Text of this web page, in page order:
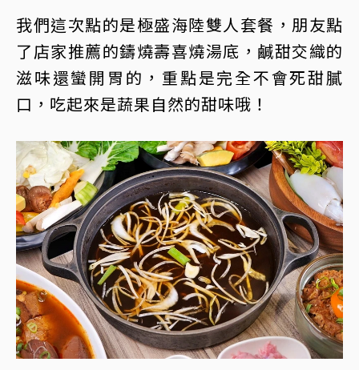
我們這次點的是極盛海陸雙人套餐，朋友點
了店家推薦的鑄燒壽喜燒湯底，鹹甜交織的
滋味還蠻開胃的，重點是完全不會死甜膩
口，吃起來是蔬果自然的甜味哦！